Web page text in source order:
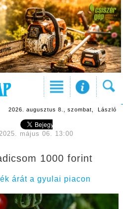
2026. augusztus 8., szombat, László
május 06. 13:00
1000 forint
árát a gyulai piacon